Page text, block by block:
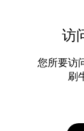
访
您所要访
刷